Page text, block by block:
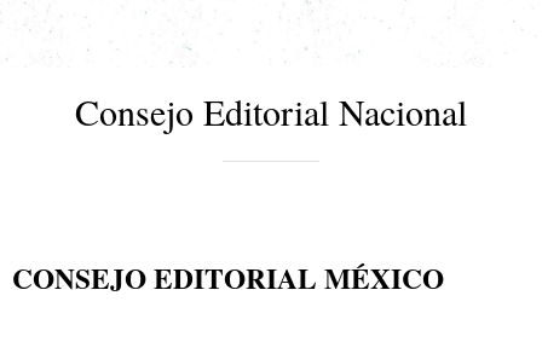
Consejo Editorial Nacional
CONSEJO EDITORIAL MÉXICO